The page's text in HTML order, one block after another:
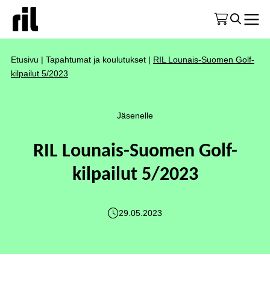
Etusivu | Tapahtumat ja koulutukset | RIL Lounais-Suomen Golf-
kilpailut 5/2023
Jäsenelle
RIL Lounais-Suomen Golf-
kilpailut 5/2023
29.05.2023